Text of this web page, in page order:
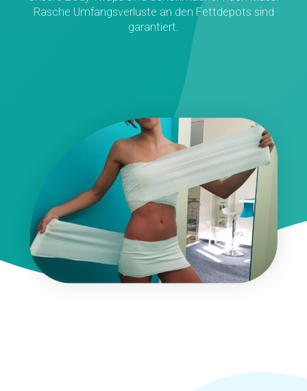
Rasche Umfangsverluste an den Fettdepots sind
garantiert.